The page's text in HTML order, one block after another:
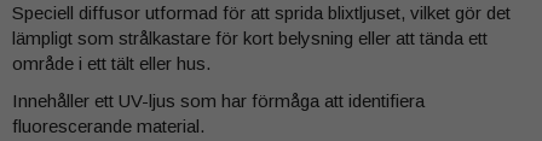
Speciell diffusor utformad för att sprida blixtljuset, vilket gör det
lämpligt som strålkastare för kort belysning eller att tända ett
område i ett tält eller hus.
Innehåller ett UV-ljus som har förmåga att identifiera
fluorescerande material.